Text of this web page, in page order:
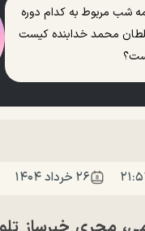
شب مربوط به کدام دوره
محمد خدابنده کیست
۲۶ خرداد ۱۴۰۴